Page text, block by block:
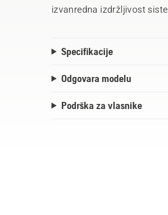
izvanredna izdržljivost
Specifikacije
Odgovara modelu
Podrška za vlasnike